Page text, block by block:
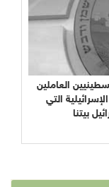
العاملين
التي